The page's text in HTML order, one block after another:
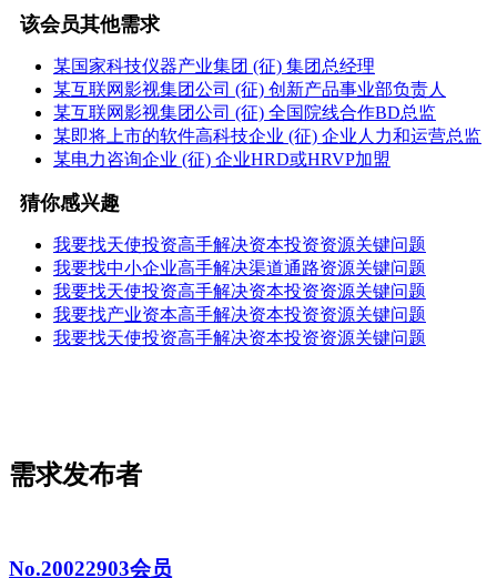
该会员其他需求
某国家科技仪器产业集团 (征) 集团总经理
某互联网影视集团公司 (征) 创新产品事业部负责人
某互联网影视集团公司 (征) 全国院线合作BD总监
某即将上市的软件高科技企业 (征) 企业人力和运营总监
某电力咨询企业 (征) 企业HRD或HRVP加盟
猜你感兴趣
我要找天使投资高手解决资本投资资源关键问题
我要找中小企业高手解决渠道通路资源关键问题
我要找天使投资高手解决资本投资资源关键问题
我要找产业资本高手解决资本投资资源关键问题
我要找天使投资高手解决资本投资资源关键问题
需求发布者
No.20022903会员